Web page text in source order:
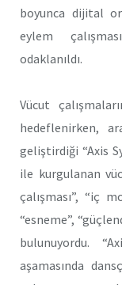
boyunca dijital
eylem
odaklanıldı.
Vücut
hedeflenirken,
geliştirdiği “Axis
ile kurgulanan
çalışması”, “iç
“esneme”,
bulunuyordu.
aşamasında